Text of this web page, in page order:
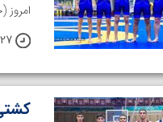
امروز (جمعه ۹ مردادماه) در شهر باکو،
11:27 ,